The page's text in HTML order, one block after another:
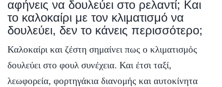
αφήνεις να δουλεύει στο ρελαντί; Και
το καλοκαίρι με τον κλιματισμό να
δουλεύει, δεν το κάνεις περισσότερο;
Καλοκαίρι και ζέστη σημαίνει πως ο κλιματισμός
δουλεύει στο φουλ συνέχεια. Και έτσι ταξί,
λεωφορεία, φορτηγάκια διανομής και αυτοκίνητα